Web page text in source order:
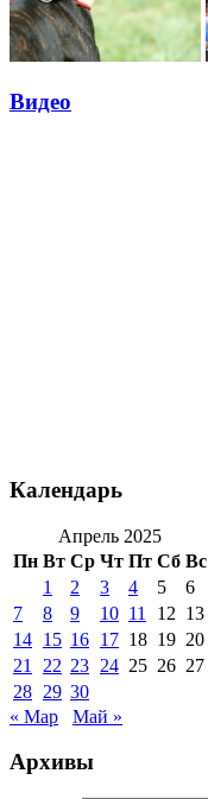
Видео
Календарь
Апрель 2025
Пн Вт Ср Чт Пт Сб Вс
1
2 3 4 5
6
7
8 9 10 11 12 13
14 15 16 17 18 19 20
21
22 23 24 25 26 27
28 29 30
« Мар
Май »
Архивы